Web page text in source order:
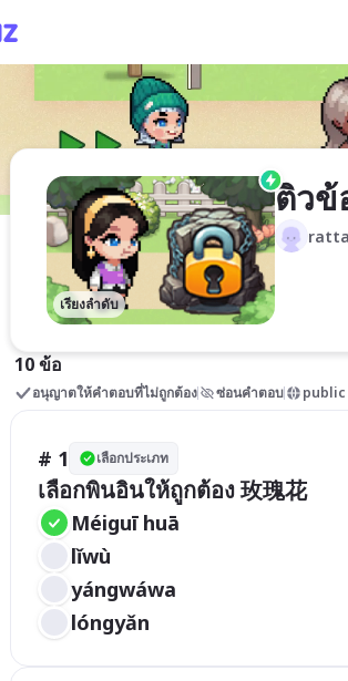
เรียงลำดับ
ติวข้
10 ข้อ
อนุญาตให้คำตอบที่ไม่ถูกต้อง ซ่อนคำตอบ
# 1 เลือกประเภท
เลือกพินอินให้ถูกต้อง 玫瑰花
Méiguī huā
lǐwù
yángwáwa
lóngyǎn